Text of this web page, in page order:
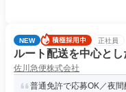
NEW 正社員
ルート配送を中心と
佐川急便株式会社
普通免許で応募OK／夜